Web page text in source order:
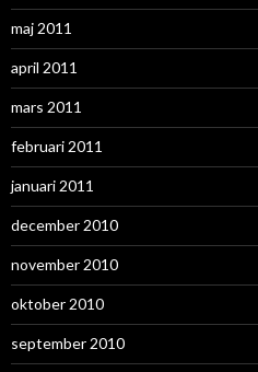
maj 2011
april 2011
mars 2011
februari 2011
januari 2011
december 2010
november 2010
oktober 2010
september 2010